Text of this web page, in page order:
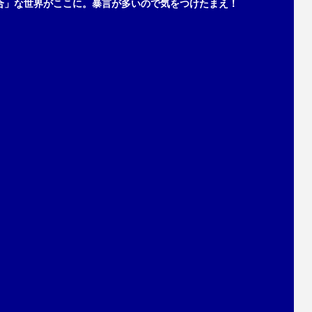
な世界がここに。暴言が多いので気をつけたまえ！